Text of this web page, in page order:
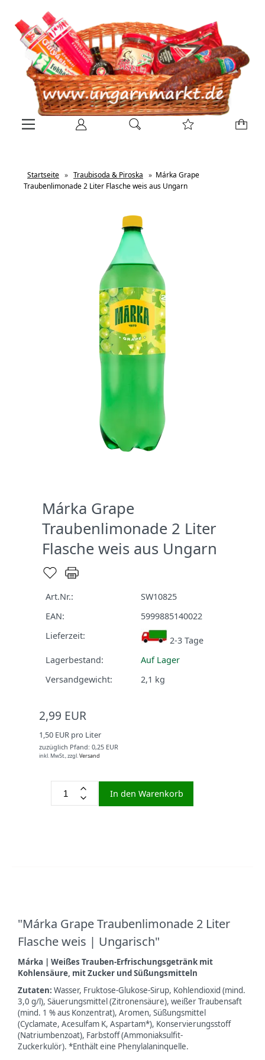
Startseite » Traubisoda & Piroska » Márka Grape
Traubenlimonade 2 Liter Flasche weis aus Ungarn
Márka Grape
Traubenlimonade 2 Liter
Flasche weis aus Ungarn
Art.Nr.:
SW10825
EAN:
5999885140022
Lieferzeit:
2-3 Tage
Lagerbestand:
Auf Lager
Versandgewicht:
2,1 kg
2,99 EUR
1,50 EUR pro Liter
zuzüglich Pfand: 0,25 EUR
inkl. MwSt.,zzgl.Versand
In den Warenkorb
"Márka Grape Traubenlimonade 2 Liter
Flasche weis | Ungarisch"
Márka | Weißes Trauben-Erfrischungsgetränk mit
Kohlensäure, mit Zucker und Süßungsmitteln
Zutaten: Wasser, Fruktose-Glukose-Sirup, Kohlendioxid (mind.
3,0 g/l), Säuerungsmittel (Zitronensäure), weißer Traubensaft
(mind. 1 % aus Konzentrat), Aromen, Süßungsmittel
(Cyclamate, Acesulfam K, Aspartam*), Konservierungsstoff
(Natriumbenzoat), Farbstoff (Ammoniaksulfit-
Zuckerkulör). *Enthält eine Phenylalaninquelle.